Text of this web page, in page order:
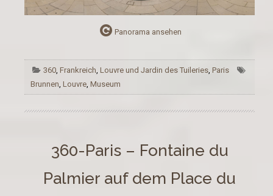
Panorama ansehen
360 ,Frankreich ,Louvre und Jardin des Tuileries ,Paris
Brunnen Louvre Museum
360-Paris – Fontaine du
Palmier auf dem Place du